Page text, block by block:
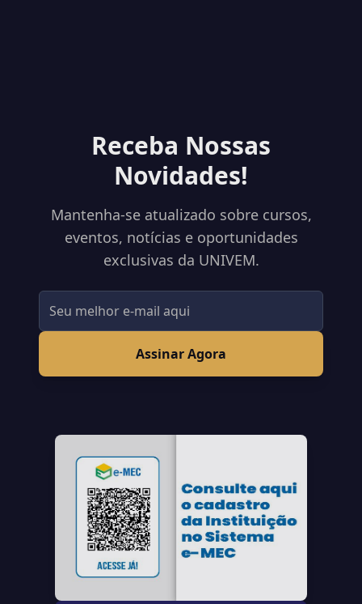
Receba Nossas
Novidades!
Mantenha-se atualizado sobre cursos,
eventos, notícias e oportunidades
exclusivas da UNIVEM.
Assinar Agora